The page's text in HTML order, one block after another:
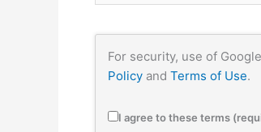
For security, use of
Policy and Terms of Use.
I agree to these terms